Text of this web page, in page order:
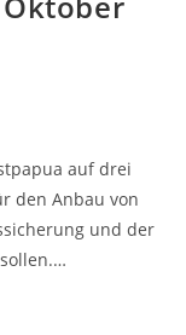
auf drei
den Anbau von
und der